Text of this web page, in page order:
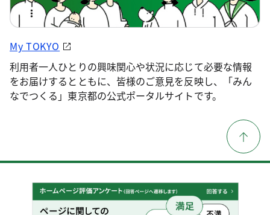
My TOKYO
利用者一人ひとりの興味関心や状況に応じて必要な情報
をお届けするとともに、皆様のご意見を反映し、「みん
なでつくる」東京都の公式ポータルサイトです。